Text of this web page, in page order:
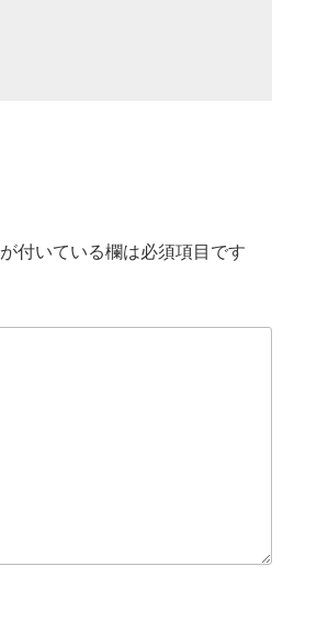
が付いている欄は必須項目です